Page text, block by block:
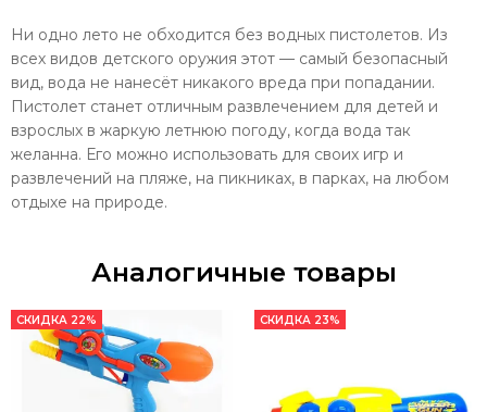
Ни одно лето не обходится без водных пистолетов. Из
всех видов детского оружия этот — самый безопасный
вид, вода не нанесёт никакого вреда при попадании.
Пистолет станет отличным развлечением для детей и
взрослых в жаркую летнюю погоду, когда вода так
желанна. Его можно использовать для своих игр и
развлечений на пляже, на пикниках, в парках, на любом
отдыхе на природе.
Аналогичные товары
СКИДКА 22% СКИДКА 23%